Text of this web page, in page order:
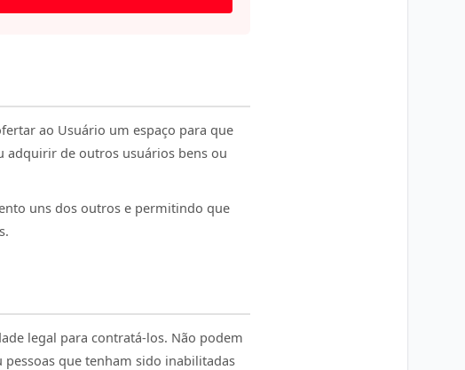
ao Usuário um espaço para que
adquirir de outros usuários bens ou
uns dos outros e permitindo que
legal para contratá-los. Não podem
pessoas que tenham sido inabilitadas